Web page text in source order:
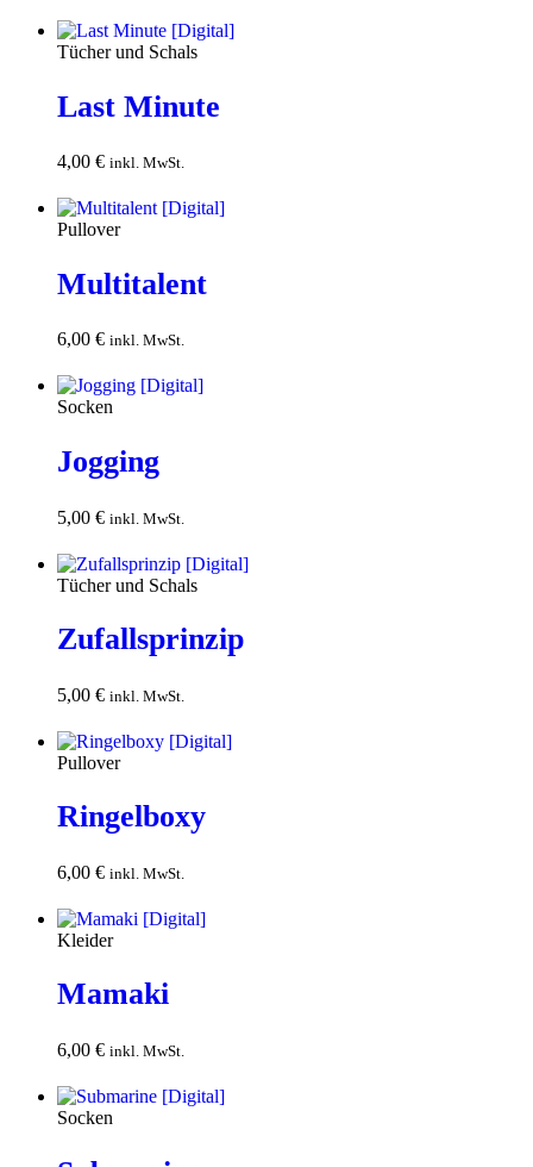
Tücher und Schals
Last Minute
4,00 € inkl. MwSt.
Pullover
Multitalent
6,00 € inkl. MwSt.
Socken
Jogging
5,00 € inkl. MwSt.
Tücher und Schals
Zufallsprinzip
5,00 € inkl. MwSt.
Pullover
Ringelboxy
6,00 € inkl. MwSt.
Kleider
Mamaki
6,00 € inkl. MwSt.
Socken